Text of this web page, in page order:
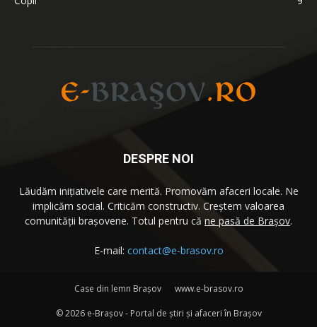
DESPRE NOI
Lăudăm iniţiativele care merită. Promovăm afaceri locale. Ne
implicăm social. Criticăm constructiv. Creştem valoarea
comunităţii brașovene. Totul pentru că ne pasă de Brașov.
E-mail: contact@e-brasov.ro
Case din lemn Braşov www.e-brasov.ro
©2026 e-Brașov - Portal de ştiri şi afaceri în Brașov